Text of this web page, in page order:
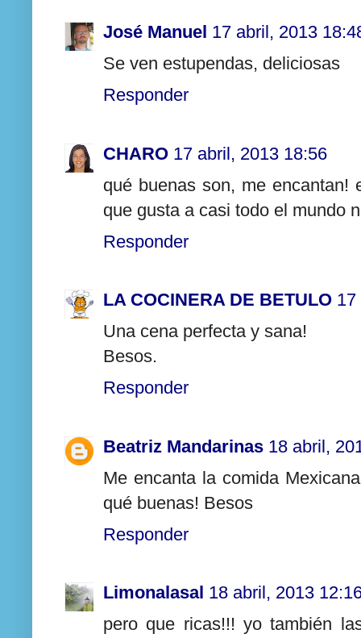
José Manuel 17 abril, 2013
Se ven estupendas, deliciosas
Responder
CHARO 17 abril, 2013 18:56
qué buenas son, me
que gusta a casi todo el mundo
Responder
LA COCINERA DE BETULO 17
Una cena perfecta y sana!
Besos.
Responder
Beatriz Mandarinas 18 abril,
Me encanta la comida
qué buenas! Besos
Responder
Limonalasal 18 abril, 2013
pero que ricas!!! yo también